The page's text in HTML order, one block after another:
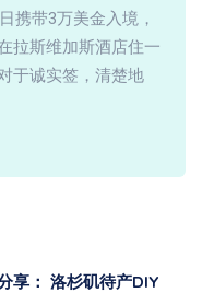
携带3万美金入境，
拉斯维加斯酒店住一
于诚实签，清楚地
享： 洛杉矶待产DIY